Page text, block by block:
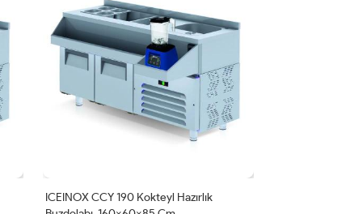
ICEINOX CCY 190 Kokteyl Hazırlık